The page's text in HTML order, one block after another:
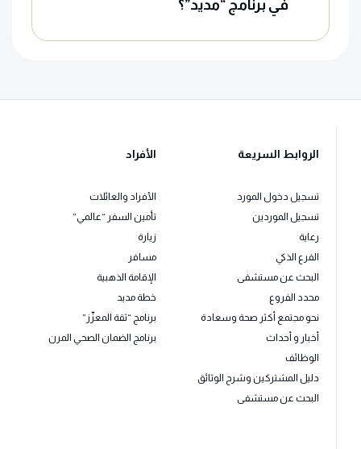
في برنامج “مديد”؟
الروابط السريعة
تسجيل دخول المورد
تسجيل الموردين
رعاية
الفرع الذكي
البحث عن مستشفى
محدد الفروع
نحو مجتمع أكثر صحة وسعادة
أخبار و أحداث
الوظائف
دليل المشتركين وشرح الوثائق
البحث عن مستشفى
الأفراد
الأفراد والعائلات
تأمين السفر “عالمي”
زيارة
مسافر
الإقامة الذهبية
خطة مديد
برنامج “ثقة المعزّز”
برنامج الضمان الصحي المرن